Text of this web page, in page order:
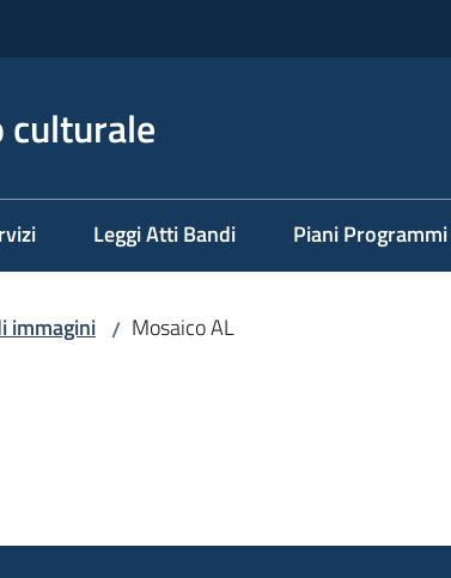
Leggi Atti Bandi Piani
immagini / Mosaico AL